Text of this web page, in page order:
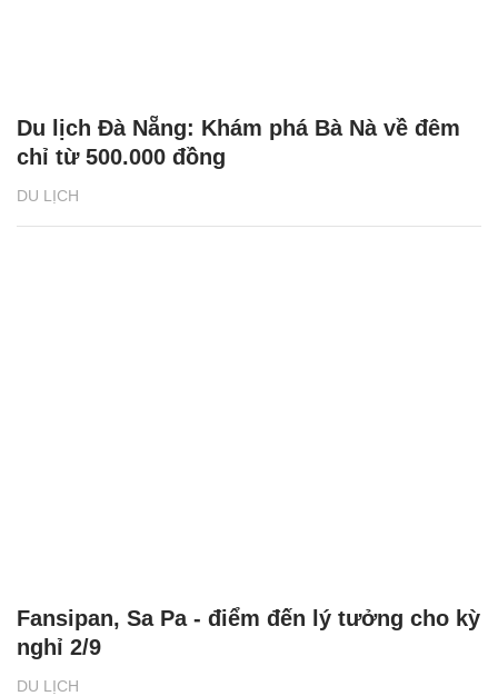
DU LỊCH
Du lịch Đà Nẵng: Khám phá Bà Nà về đêm
chỉ từ 500.000 đồng
DU LỊCH
Fansipan, Sa Pa - điểm đến lý tưởng cho kỳ
nghỉ 2/9